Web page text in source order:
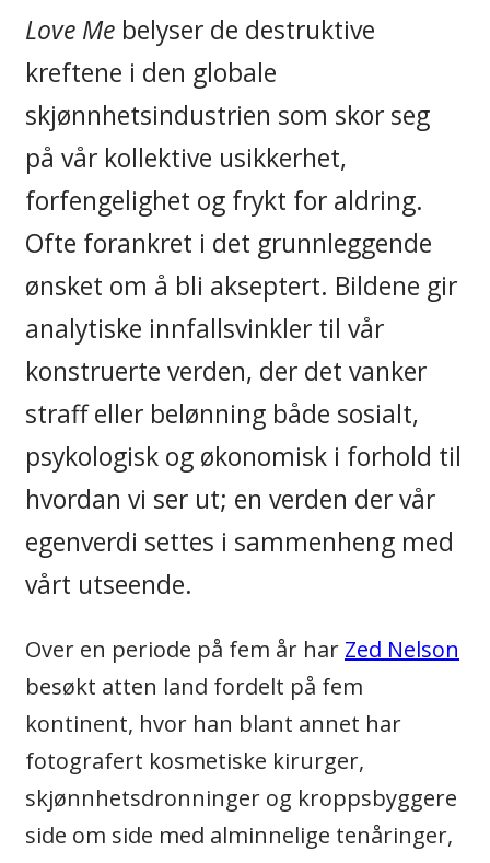
Love Me belyser de destruktive
kreftene i den globale
skjønnhetsindustrien som skor seg
på vår kollektive usikkerhet,
forfengelighet og frykt for aldring.
Ofte forankret i det grunnleggende
ønsket om å bli akseptert. Bildene gir
analytiske innfallsvinkler til vår
konstruerte verden, der det vanker
straff eller belønning både sosialt,
psykologisk og økonomisk i forhold til
hvordan vi ser ut; en verden der vår
egenverdi settes i sammenheng med
vårt utseende.
Over en periode på fem år har Zed Nelson
besøkt atten land fordelt på fem
kontinent, hvor han blant annet har
fotografert kosmetiske kirurger,
skjønnhetsdronninger og kroppsbyggere
side om side med alminnelige tenåringer,